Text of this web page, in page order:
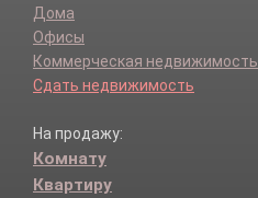
Дома
Офисы
Коммерческая недвижимость
Сдать недвижимость
На продажу:
Комнату
Квартиру